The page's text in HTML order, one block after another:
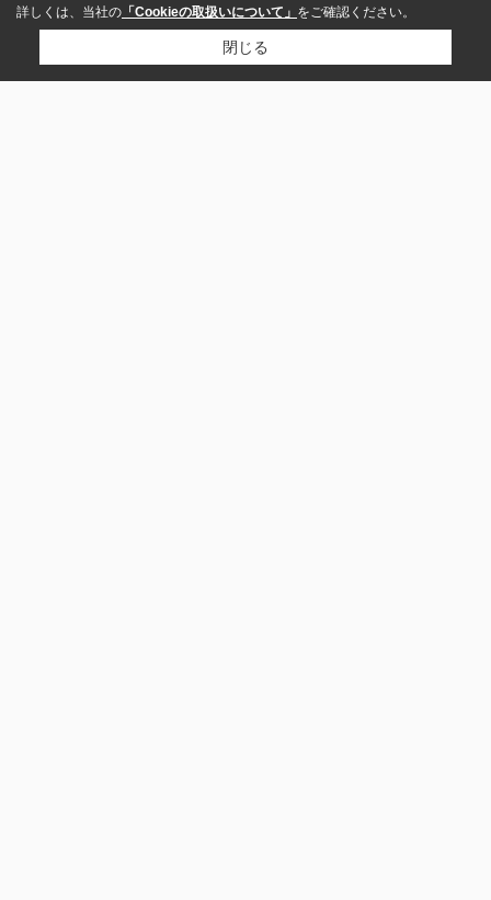
詳しくは、当社の 「Cookieの取扱いについて」 をご確認ください。
閉じる